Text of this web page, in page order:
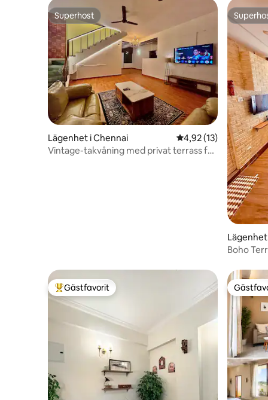
Superhost
Superhost
Lägenhet i Chennai 4,92 av 5 i
4,92 (13)
Vintage-takvåning med privat terrass för
Boho
Populär gästfavorit
Gästfavorit